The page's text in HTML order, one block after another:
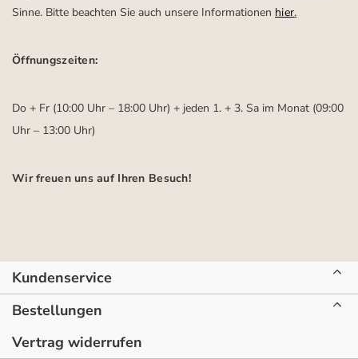
Sinne. Bitte beachten Sie auch unsere Informationen hier.
Öffnungszeiten:
Do + Fr (10:00 Uhr – 18:00 Uhr) + jeden 1. + 3. Sa im Monat (09:00
Uhr – 13:00 Uhr)
Wir freuen uns auf Ihren Besuch!
Kundenservice
Bestellungen
Vertrag widerrufen